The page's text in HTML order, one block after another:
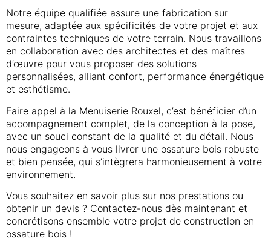
Notre équipe qualifiée assure une fabrication sur
mesure, adaptée aux spécificités de votre projet et aux
contraintes techniques de votre terrain. Nous travaillons
en collaboration avec des architectes et des maîtres
d’œuvre pour vous proposer des solutions
personnalisées, alliant confort, performance énergétique
et esthétisme.
Faire appel à la Menuiserie Rouxel, c’est bénéficier d’un
accompagnement complet, de la conception à la pose,
avec un souci constant de la qualité et du détail. Nous
nous engageons à vous livrer une ossature bois robuste
et bien pensée, qui s’intègrera harmonieusement à votre
environnement.
Vous souhaitez en savoir plus sur nos prestations ou
obtenir un devis ? Contactez-nous dès maintenant et
concrétisons ensemble votre projet de construction en
ossature bois !